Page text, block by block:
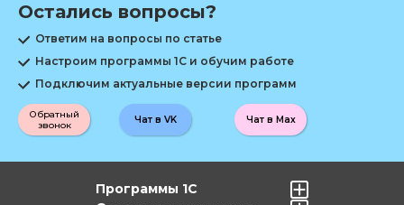
Остались вопросы?
Ответим на вопросы по статье
Настроим программы 1С и обучим работе
Подключим актуальные версии программ
Обратный
звонок
Чат в Max
Чат в VK
Программы 1С